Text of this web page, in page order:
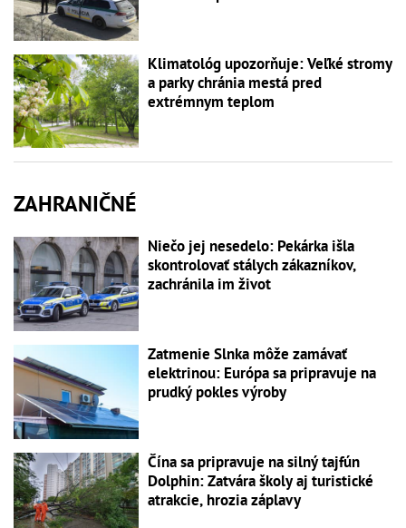
Klimatológ upozorňuje: Veľké stromy
a parky chránia mestá pred
extrémnym teplom
ZAHRANIČNÉ
Niečo jej nesedelo: Pekárka išla
skontrolovať stálych zákazníkov,
zachránila im život
Zatmenie Slnka môže zamávať
elektrinou: Európa sa pripravuje na
prudký pokles výroby
Čína sa pripravuje na silný tajfún
Dolphin: Zatvára školy aj turistické
atrakcie, hrozia záplavy